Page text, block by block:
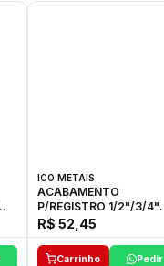
ICO METAIS
ACABAMENTO
P/REGISTRO 1/2"/3/4"
1416 C-50 ICO
R$ 52,45
Carrinho Pedir